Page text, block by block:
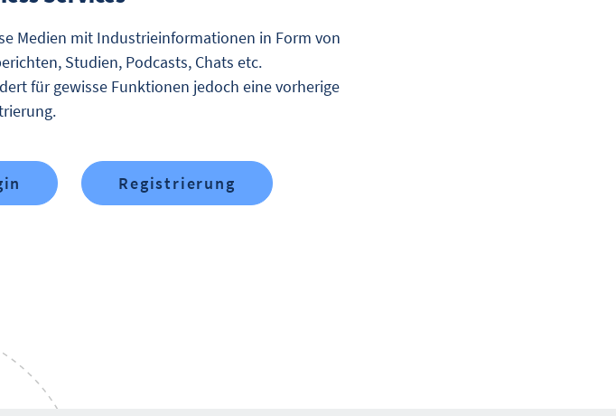
Medien mit Industrieinformationen in Form von
Studien, Podcasts, Chats etc.
für gewisse Funktionen jedoch eine vorherige
Registrierung